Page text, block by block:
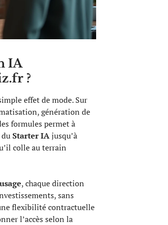
IA
?
effet de mode. Sur
génération de
formules permet à
Starter IAjusqu’à
colle au terrain
, chaque direction
sans
flexibilité contractuelle
l’accès selon la